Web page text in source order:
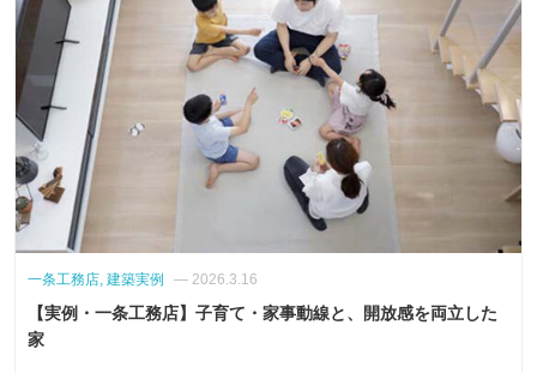
一条工務店, 建築実例 — 2026.3.16
【実例・一条工務店】子育て・家事動線と、開放感を両立した
家